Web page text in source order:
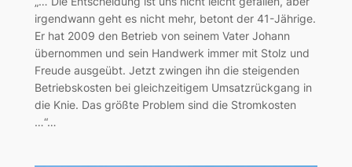
irgendwann geht es nicht mehr, betont der 41-Jährige.
Er hat 2009 den Betrieb von seinem Vater Johann
übernommen und sein Handwerk immer mit Stolz und
Freude ausgeübt. Jetzt zwingen ihn die steigenden
Betriebskosten bei gleichzeitigem Umsatzrückgang in
die Knie. Das größte Problem sind die Stromkosten
…“…